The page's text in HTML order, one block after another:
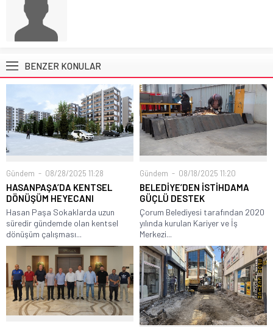
BENZER KONULAR
Gündem 08/28/2025 11:28
HASANPAŞA’DA KENTSEL
DÖNÜŞÜM HEYECANI
Hasan Paşa Sokaklarda uzun
süredir gündemde olan kentsel
dönüşüm çalışması...
Gündem 08/18/2025 11:20
BELEDİYE’DEN İSTİHDAMA
GÜÇLÜ DESTEK
Çorum Belediyesi tarafından 2020
yılında kurulan Kariyer ve İş
Merkezi...